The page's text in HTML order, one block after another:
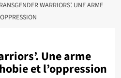
WARRIORS’. UNE ARME
Une arme
et l’oppression